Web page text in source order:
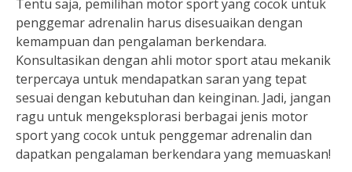
Tentu saja, pemilihan motor sport yang cocok untuk
penggemar adrenalin harus disesuaikan dengan
kemampuan dan pengalaman berkendara.
Konsultasikan dengan ahli motor sport atau mekanik
terpercaya untuk mendapatkan saran yang tepat
sesuai dengan kebutuhan dan keinginan. Jadi, jangan
ragu untuk mengeksplorasi berbagai jenis motor
sport yang cocok untuk penggemar adrenalin dan
dapatkan pengalaman berkendara yang memuaskan!